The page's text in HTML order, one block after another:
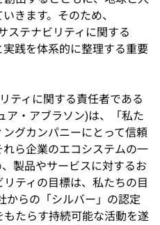
きます。そのため、
ステナビリティに関する
践を体系的に整理する重要
ティに関する責任者である
・アブラソン)は、「私た
グカンパニーにとって信頼
ら企業のエコシステムの一
製品やサービスに対するお
ティの目標は、私たちの目
からの「シルバー」の認定
たらす持続可能な活動を遂